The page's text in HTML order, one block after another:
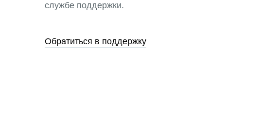
службе поддержки.
Обратиться в поддержку